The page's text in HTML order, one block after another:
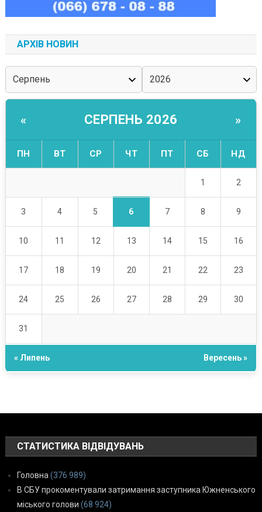
АРХІВ НОВИН
« СЕРПЕНЬ 2026 »
ПН ВТ СР ЧТ ПТ СБ НД
1 2
3 4 5 6 7 8 9
10 11 12 13 14 15 16
17 18 19 20 21 22 23
24 25 26 27 28 29 30
31
« Липень Вересень »
СТАТИСТИКА ВІДВІДУВАНЬ
Головна(376 989)
В СБУ прокоментували затримання заступника Южненського
міського голови (68 924)